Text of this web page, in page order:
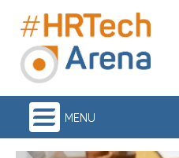
menu